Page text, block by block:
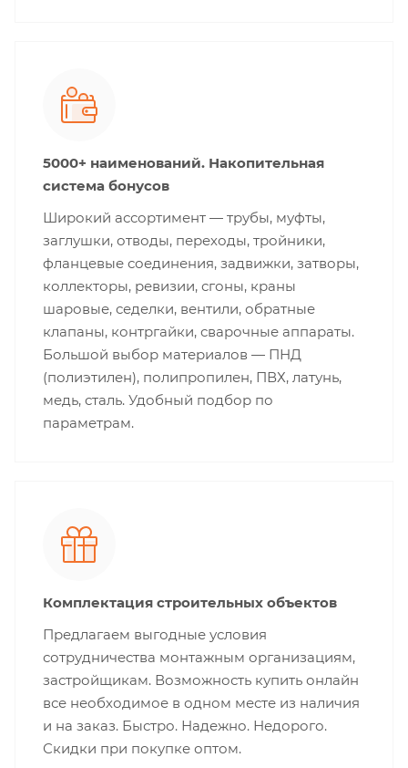
5000+ наименований. Накопительная
система бонусов
Широкий ассортимент — трубы, муфты,
заглушки, отводы, переходы, тройники,
фланцевые соединения, задвижки, затворы,
коллекторы, ревизии, сгоны, краны
шаровые, седелки, вентили, обратные
клапаны, контргайки, сварочные аппараты.
Большой выбор материалов — ПНД
(полиэтилен), полипропилен, ПВХ, латунь,
медь, сталь. Удобный подбор по
параметрам.
Комплектация строительных объектов
Предлагаем выгодные условия
сотрудничества монтажным организациям,
застройщикам. Возможность купить онлайн
все необходимое в одном месте из наличия
и на заказ. Быстро. Надежно. Недорого.
Скидки при покупке оптом.